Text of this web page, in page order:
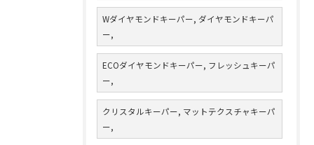
Wダイヤモンドキーパー, ダイヤモンドキーパ
ー,
ECOダイヤモンドキーパー, フレッシュキーパ
ー,
クリスタルキーパー, マットテクスチャキーパ
ー,